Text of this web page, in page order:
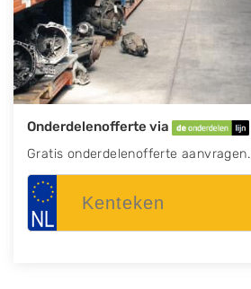
Onderdelenofferte via
Gratis onderdelenofferte aanvragen.